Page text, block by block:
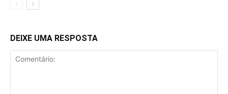
DEIXE UMA RESPOSTA